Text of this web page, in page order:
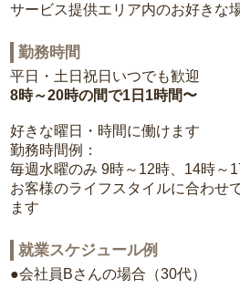
サービス提供エリア内のお好きな
勤務時間
平日・土日祝日いつでも歓迎
8時～20時の間で1日1時間〜
好きな曜日・時間に働けます
勤務時間例：
毎週水曜のみ 9時～12時、14時～
お客様のライフスタイルに合わせ
ます
就業スケジュール例
●会社員Bさんの場合（30代）